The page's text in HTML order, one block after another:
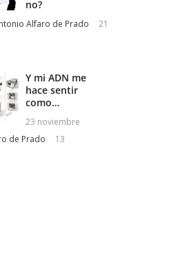
no?
Alfaro de Prado 21
Y mi ADN me
hace sentir
como…
23 noviembre
de Prado
13